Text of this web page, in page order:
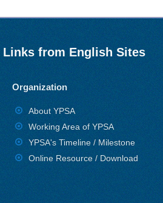
Links from English Sites
Organization
About YPSA
Working Area of YPSA
YPSA's Timeline / Milestone
Online Resource / Download